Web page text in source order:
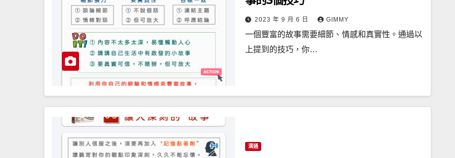
2023 年 9 月 6 日 GIMMY
一個豐富的故事需要細節、情感和真實性。通過以
上提到的技巧，你…
溝通